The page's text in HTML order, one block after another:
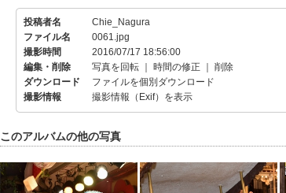
投稿者名
Chie_Nagura
ファイル名
0061.jpg
撮影時間
2016/07/17 18:56:00
編集・削除
写真を回転 時間の修正
削除
ダウンロード
ファイルを個別ダウンロード
撮影情報
撮影情報（Exif）を表示
このアルバムの他の写真